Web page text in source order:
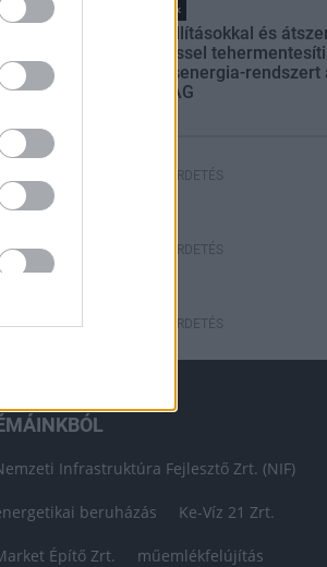
Helyi hírek
Gyárleállításokkal és
termeléssel
villamosenergia-rendszert
STRABAG
HIRDETÉS
HIRDETÉS
HIRDETÉS
Infrastruktúra Fejlesztő Zrt. (NIF)
beruházás Ke-Víz 21 Zrt.
Építő Zrt. műemlékfelújítás